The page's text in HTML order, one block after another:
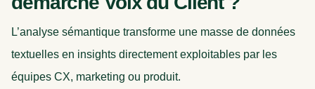
L’analyse sémantique transforme une masse de données
textuelles en insights directement exploitables par les
équipes CX, marketing ou produit.